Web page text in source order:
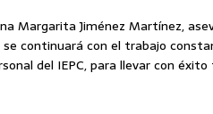
Margarita Jiménez Martínez,
continuará con el trabajo
del IEPC, para llevar con éxito